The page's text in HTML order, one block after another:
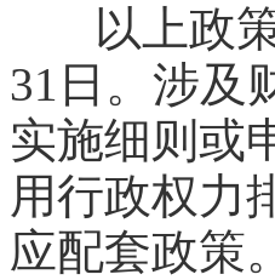
以上政
31日。涉及
实施细则或
用行政权力
应配套政策。